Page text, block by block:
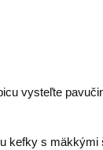
vysteľte
kefky s mäkkými